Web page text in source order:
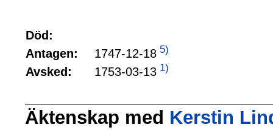
Död:
Antagen:
1747-12-18 5)
Avsked: 1753-03-13 1)
Äktenskap med Kerstin